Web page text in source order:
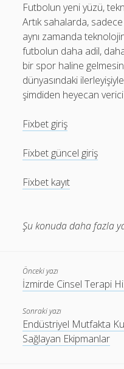
Futbolun yeni yüzü,
Artık sahalarda,
aynı zamanda
futbolun daha adil,
bir spor haline
dünyasındaki
şimdiden heyecan
Fixbet giriş
Fixbet güncel giriş
Fixbet kayıt
Şu konuda daha fazla
Önceki yazı
İzmirde Cinsel Terapi
Sonraki yazı
Endüstriyel Mutfakta
Sağlayan Ekipmanlar